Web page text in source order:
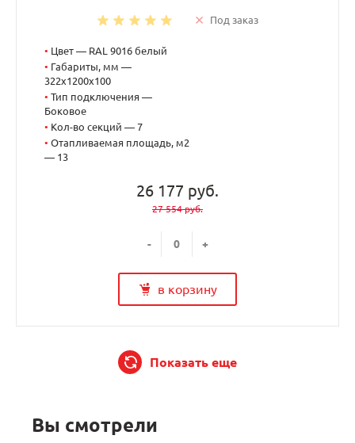
Под заказ
• Цвет — RAL 9016 белый
• Габариты, мм —
322x1200x100
• Тип подключения —
Боковое
• Кол-во секций — 7
• Отапливаемая площадь, м2
— 13
26 177 руб.
27 554 руб.
- +
в корзину
Показать еще
Вы смотрели